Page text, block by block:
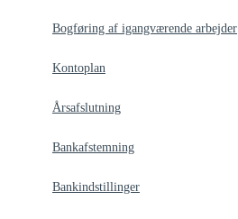
Bogføring af igangværende arbejder
Kontoplan
Årsafslutning
Bankafstemning
Bankindstillinger